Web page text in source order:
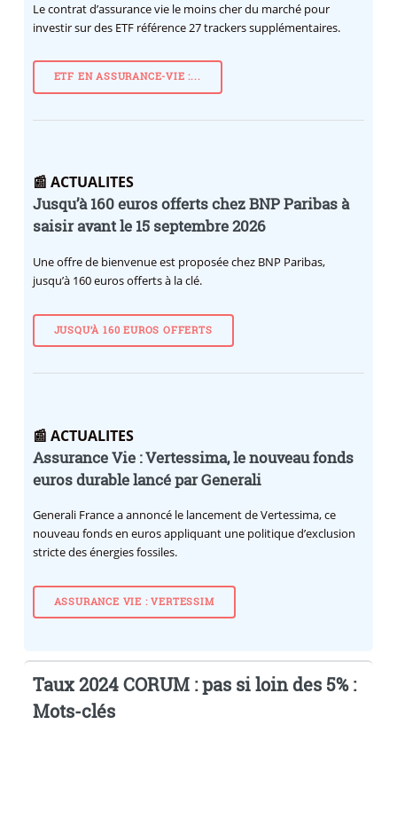
Le contrat d’assurance vie le moins cher du marché pour
investir sur des ETF référence 27 trackers supplémentaires.
ETF EN ASSURANCE-VIE :...
📰 ACTUALITES
Jusqu’à 160 euros offerts chez BNP Paribas à
saisir avant le 15 septembre 2026
Une offre de bienvenue est proposée chez BNP Paribas,
jusqu’à 160 euros offerts à la clé.
JUSQU’À 160 EUROS OFFERTS
📰 ACTUALITES
Assurance Vie : Vertessima, le nouveau fonds
euros durable lancé par Generali
Generali France a annoncé le lancement de Vertessima, ce
nouveau fonds en euros appliquant une politique d’exclusion
stricte des énergies fossiles.
ASSURANCE VIE : VERTESSIM
Taux 2024 CORUM : pas si loin des 5% :
Mots-clés